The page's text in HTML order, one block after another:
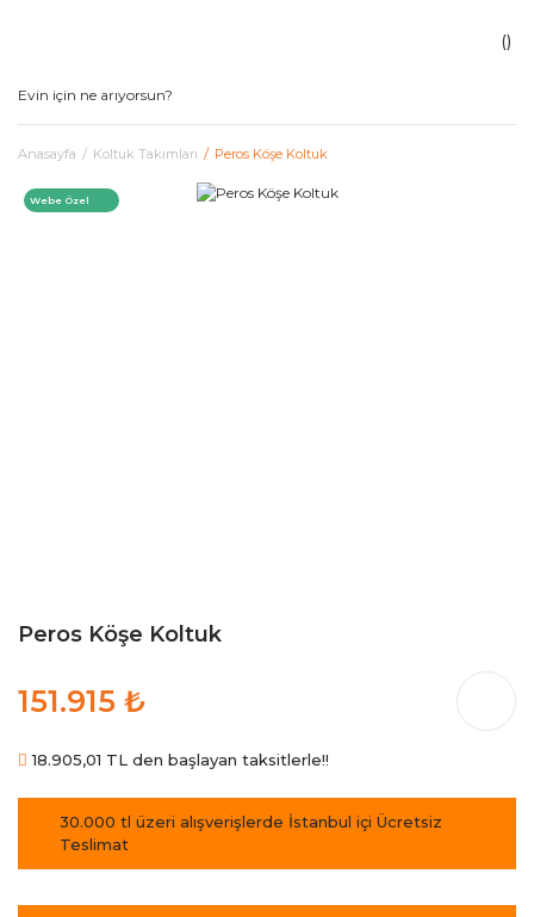
Anasayfa Koltuk Takımları Peros Köşe Koltuk
Webe Özel
Peros Köşe Koltuk
151.915 ₺
18.905,01 TL den başlayan taksitlerle!!
30.000 tl üzeri alışverişlerde İstanbul içi Ücretsiz
Teslimat